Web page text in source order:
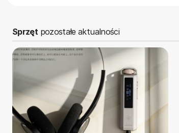
Sprzętpozostałe aktualności